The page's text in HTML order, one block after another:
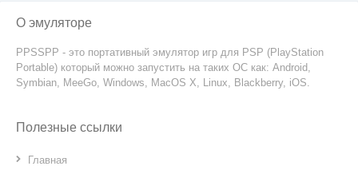
О эмуляторе
PPSSPP - это портативный эмулятор игр для PSP (PlayStation
Portable) который можно запустить на таких ОС как: Android,
Symbian, MeeGo, Windows, MacOS X, Linux, Blackberry, iOS.
Полезные ссылки
Главная